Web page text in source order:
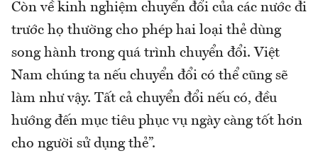
Còn về kinh nghiệm chuyển đổi của các nước đi
trước họ thường cho phép hai loại thẻ dùng
song hành trong quá trình chuyển đổi. Việt
Nam chúng ta nếu chuyển đổi có thể cũng sẽ
làm như vậy. Tất cả chuyển đổi nếu có, đều
hướng đến mục tiêu phục vụ ngày càng tốt hơn
cho người sử dụng thẻ”.